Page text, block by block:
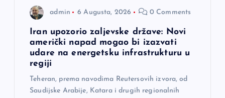
admin 6 Augusta, 2026 0 Comments
Iran upozorio zaljevske države: Novi
američki napad mogao bi izazvati
udare na energetsku infrastrukturu u
regiji
Teheran, prema navodima Reutersovih izvora, od
Saudijske Arabije, Katara i drugih regionalnih